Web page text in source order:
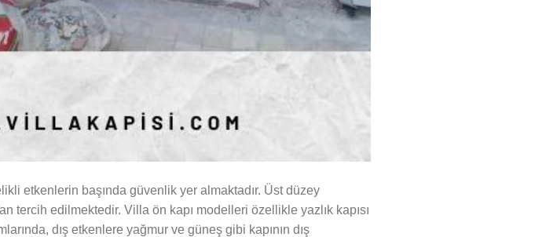
etkenlerin başında güvenlik yer almaktadır. Üst düzey
tercih edilmektedir. Villa ön kapı modelleri özellikle yazlık kapısı
dış etkenlere yağmur ve güneş gibi kapının dış